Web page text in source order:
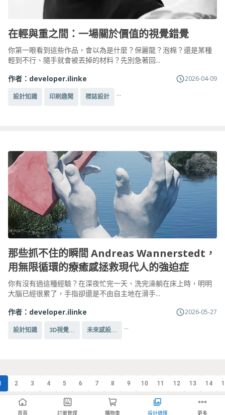
在輕與重之間：一場關於價值的視覺錯覺
你第一眼看到這些作品，會以為是什麼？保麗龍？泡棉？還是某種
輕到不行、隨手就會被丟掉的材料？先別急著回...
作者： developer.ilinke 2026-04-09
設計知識 印刷趣聞 標誌設計 ...
那些抓不住的瞬間 Andreas Wannerstedt，
用無限循環的療癒感拯救現代人的強迫症
你有沒有過這種經驗？在深夜忙完一天、洗完澡躺在床上時，明明
大腦已經很累了，手指卻還是不由自主地在滑手...
作者： developer.ilinke 2026-05-27
設計知識 3D視覺... 未來感設... ...
2 3 4 5 6 7 8 9 10 11 12 13 14
首頁 訂單管理 購物車 設計總匯 更多